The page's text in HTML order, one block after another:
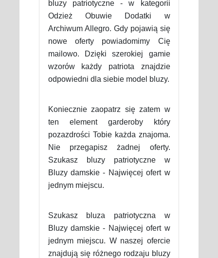
bluzy patriotyczne - w kategorii
Odzież Obuwie Dodatki w
Archiwum Allegro. Gdy pojawią się
nowe oferty powiadomimy Cię
mailowo. Dzięki szerokiej gamie
wzorów każdy patriota znajdzie
odpowiedni dla siebie model bluzy.
Koniecznie zaopatrz się zatem w
ten element garderoby który
pozazdrości Tobie każda znajoma.
Nie przegapisz żadnej oferty.
Szukasz bluzy patriotyczne w
Bluzy damskie - Najwięcej ofert w
jednym miejscu.
Szukasz bluza patriotyczna w
Bluzy damskie - Najwięcej ofert w
jednym miejscu. W naszej ofercie
znajdują się różnego rodzaju bluzy